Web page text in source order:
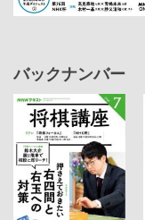
バックナンバー